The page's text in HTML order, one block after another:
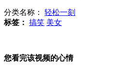
男子忙着救人 皮包竟被偷走
分类名称： 轻松一刻
标签： 搞笑 美女
您看完该视频的心情